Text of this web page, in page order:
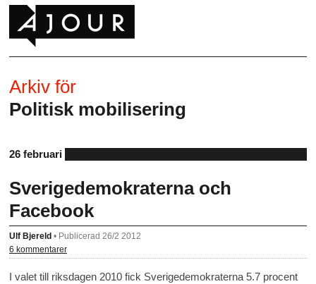
Arkiv för
Politisk mobilisering
26 februari
Sverigedemokraterna och
Facebook
Ulf Bjereld • Publicerad 26/2 2012
6 kommentarer
I valet till riksdagen 2010 fick Sverigedemokraterna 5.7 procent